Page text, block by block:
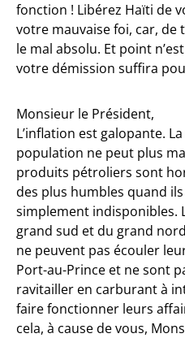
fonction ! Libérez Haïti de
votre mauvaise foi, car, de
le mal absolu. Et point
votre démission suffira
Monsieur le Président,
L’inflation est galopante.
population ne peut plus
produits pétroliers sont
des plus humbles quand
simplement indisponibles.
grand sud et du grand
ne peuvent pas écouler
Port-au-Prince et ne sont
ravitailler en carburant à
faire fonctionner leurs
cela, à cause de vous,